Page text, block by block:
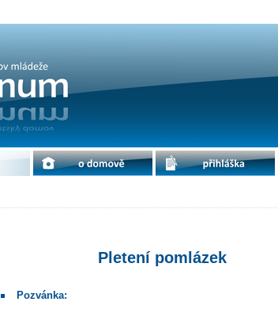
Pletení pomlázek
Pozvánka:
o domově přihláška